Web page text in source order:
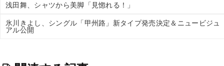
浅田舞、シャツから美脚「見惚れる！」
氷川きよし、シングル「甲州路」新タイプ発売決定＆ニュービジュ
アル公開